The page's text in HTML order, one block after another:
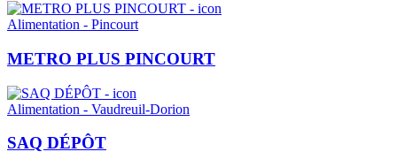
Alimentation - Pincourt
METRO PLUS PINCOURT
Alimentation - Vaudreuil-Dorion
SAQ DÉPÔT